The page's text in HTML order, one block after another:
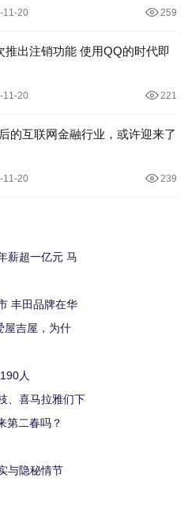
11-20 259
推出注销功能 使用QQ的时代即
11-20 221
的互联网金融行业，或许迎来了
11-20 239
薪超一亿元 马
丰田品牌在华
屋吉屋，为什
人
、喜马拉雅们下
第二春吗？
与隐秘情节